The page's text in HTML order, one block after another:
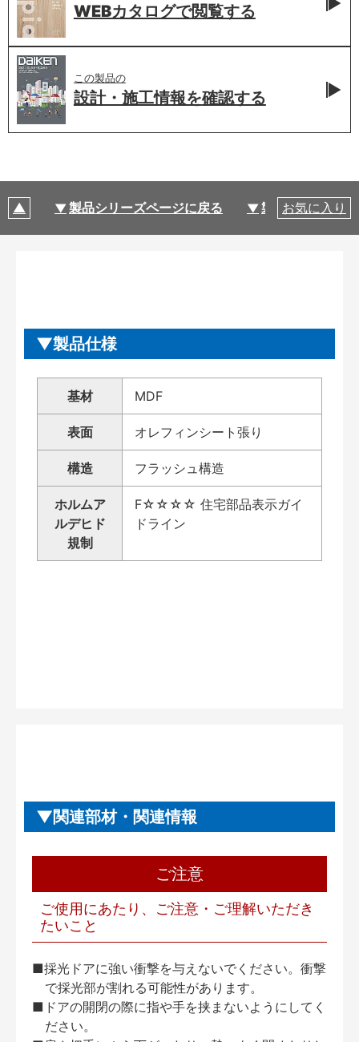
WEBカタログで閲覧する
この製品の
設計・施工情報を確認する
製品シリーズページに戻る 製品仕様
お気に入り
製品仕様
基材 MDF
表面 オレフィンシート張り
構造 フラッシュ構造
ホルムア
ルデヒド
規制
F☆☆☆☆ 住宅部品表示ガイ
ドライン
関連部材・関連情報
ご注意
ご使用にあたり、ご注意・ご理解いただき
たいこと
■採光ドアに強い衝撃を与えないでください。衝撃
で採光部が割れる可能性があります。
■ドアの開閉の際に指や手を挟まないようにしてく
ださい。